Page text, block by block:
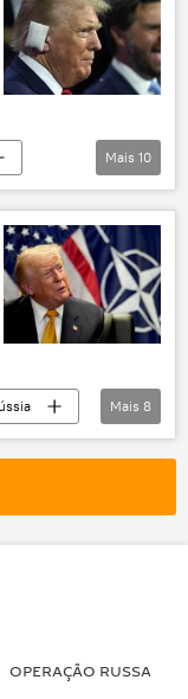
Mais 10
Mais 8
OPERAÇÃO RUSSA